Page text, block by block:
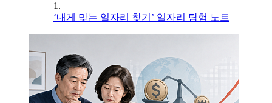
1.
‘내게 맞는 일자리 찾기’ 일자리 탐험 노트